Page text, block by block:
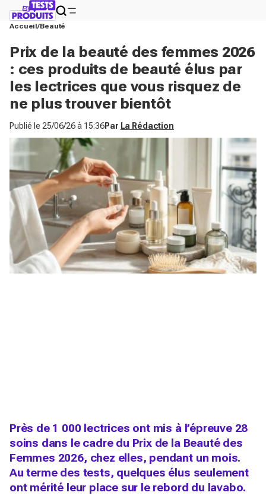
Accueil Beauté
Prix de la beauté des femmes 2026
: ces produits de beauté élus par
les lectrices que vous risquez de
ne plus trouver bientôt
Publié le 25/06/26 à 15:36Par La Rédaction
Près de 1 000 lectrices ont mis à l’épreuve 28
soins dans le cadre du Prix de la Beauté des
Femmes 2026, chez elles, pendant un mois.
Au terme des tests, quelques élus seulement
ont mérité leur place sur le rebord du lavabo.